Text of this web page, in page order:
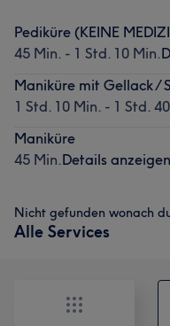
Pediküre (KEINE
45 Min. - 1 Std. 10 Min.
Maniküre mit Gellack /
1 Std. 10 Min. - 1 Std.
Maniküre
45 Min.Details anzeigen
Nicht gefunden wonach
Alle Services